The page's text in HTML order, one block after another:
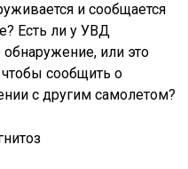
и сообщается
Есть ли у УВД
или это
чтобы сообщить о
с другим самолетом?